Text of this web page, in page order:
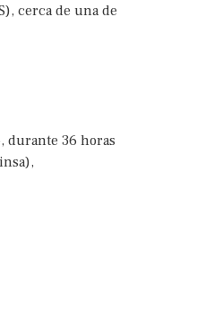
cerca de una de
durante 36 horas